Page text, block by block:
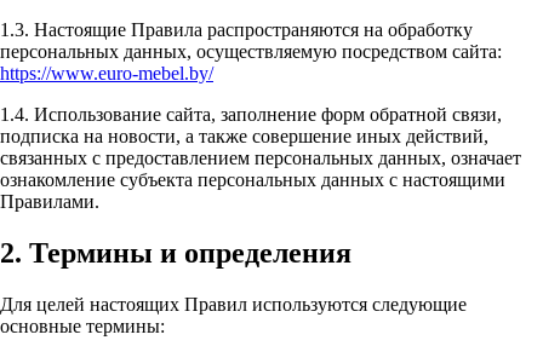
1.3. Настоящие Правила распространяются на обработку
персональных данных, осуществляемую посредством сайта:
https://www.euro-mebel.by/
1.4. Использование сайта, заполнение форм обратной связи,
подписка на новости, а также совершение иных действий,
связанных с предоставлением персональных данных, означает
ознакомление субъекта персональных данных с настоящими
Правилами.
2. Термины и определения
Для целей настоящих Правил используются следующие
основные термины: